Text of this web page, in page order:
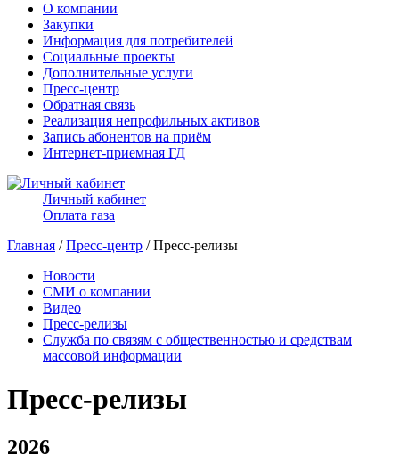
О компании
Закупки
Информация для потребителей
Социальные проекты
Дополнительные услуги
Пресс-центр
Обратная связь
Реализация непрофильных активов
Запись абонентов на приём
Интернет-приемная ГД
Личный кабинет
Оплата газа
Главная /Пресс-центр / Пресс-релизы
Новости
СМИ о компании
Видео
Пресс-релизы
Служба по связям с общественностью и средствам
массовой информации
Пресс-релизы
2026